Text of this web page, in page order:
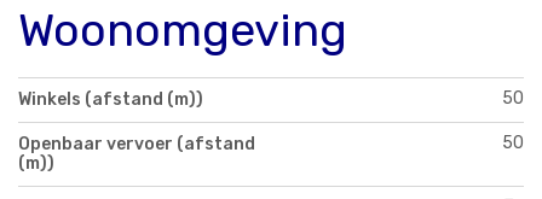
Woonomgeving
Winkels (afstand (m)) 50
Openbaar vervoer (afstand
(m))
50